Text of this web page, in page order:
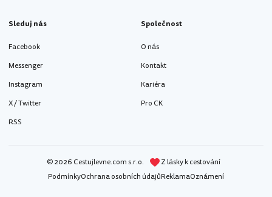
Sleduj nás
Facebook
Messenger
Instagram
X / Twitter
RSS
Společnost
O nás
Kontakt
Kariéra
Pro CK
© 2026 Cestujlevne.com s.r.o.
Z lásky k cestování
PodmínkyOchrana osobních údajůReklamaOznámení